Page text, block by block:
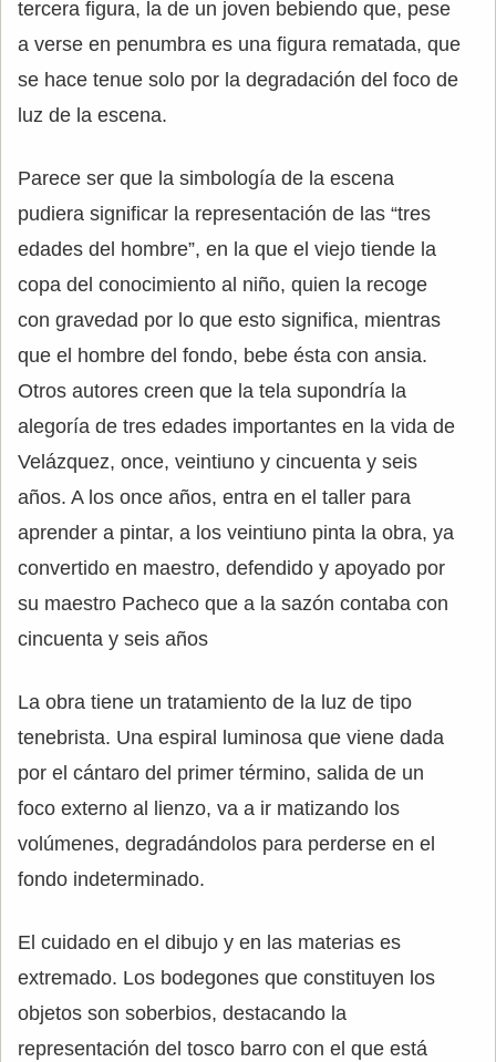
tercera figura, la de un joven bebiendo que, pese
a verse en penumbra es una figura rematada, que
se hace tenue solo por la degradación del foco de
luz de la escena.
Parece ser que la simbología de la escena
pudiera significar la representación de las “tres
edades del hombre”, en la que el viejo tiende la
copa del conocimiento al niño, quien la recoge
con gravedad por lo que esto significa, mientras
que el hombre del fondo, bebe ésta con ansia.
Otros autores creen que la tela supondría la
alegoría de tres edades importantes en la vida de
Velázquez, once, veintiuno y cincuenta y seis
años. A los once años, entra en el taller para
aprender a pintar, a los veintiuno pinta la obra, ya
convertido en maestro, defendido y apoyado por
su maestro Pacheco que a la sazón contaba con
cincuenta y seis años
La obra tiene un tratamiento de la luz de tipo
tenebrista. Una espiral luminosa que viene dada
por el cántaro del primer término, salida de un
foco externo al lienzo, va a ir matizando los
volúmenes, degradándolos para perderse en el
fondo indeterminado.
El cuidado en el dibujo y en las materias es
extremado. Los bodegones que constituyen los
objetos son soberbios, destacando la
representación del tosco barro con el que está